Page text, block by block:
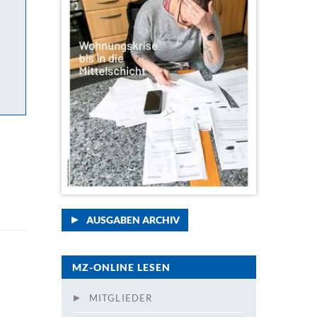
AUSGABEN ARCHIV
MZ-ONLINE LESEN
MITGLIEDER